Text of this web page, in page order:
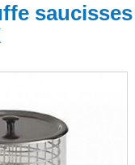
saucisses